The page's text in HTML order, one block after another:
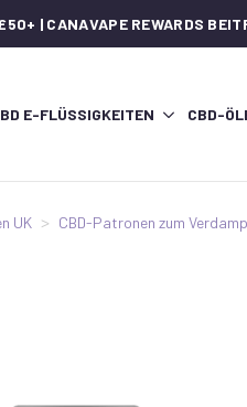
| CANAVAPE REWARDS
E-FLÜSSIGKEITEN CBD-
UK CBD-Patronen zum